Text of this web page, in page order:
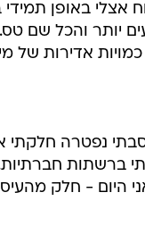
באופן תמידי
יותר והכל שם
אדירות של
נפטרה חלקתי
ברשתות
היום - חלק